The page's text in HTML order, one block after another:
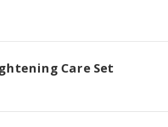
Care Set